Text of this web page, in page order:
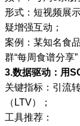
形式：短视频展
疑增强互动；
案例：某知名食
群“每周食谱分享
3.数据驱动：用
关键指标：引流
（LTV）；
工具推荐：